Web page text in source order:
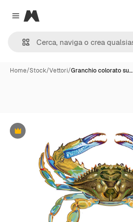
Close menu
Magnific
Home/Stock/Vettori/Granchio colorato su…
Premium